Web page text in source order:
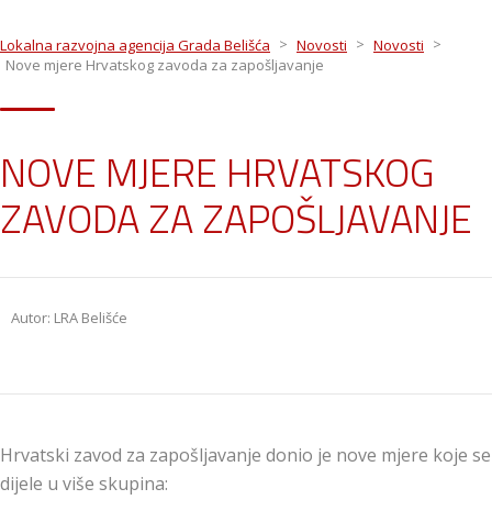
Lokalna razvojna agencija Grada Belišća > Novosti > Novosti >
Nove mjere Hrvatskog zavoda za zapošljavanje
NOVE MJERE HRVATSKOG
ZAVODA ZA ZAPOŠLJAVANJE
Autor: LRA Belišće
Hrvatski zavod za zapošljavanje donio je nove mjere koje se
dijele u više skupina: